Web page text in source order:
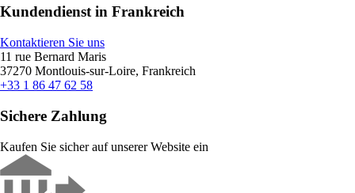
Kundendienst in Frankreich
Kontaktieren Sie uns
11 rue Bernard Maris
37270 Montlouis-sur-Loire, Frankreich
+33 1 86 47 62 58
Sichere Zahlung
Kaufen Sie sicher auf unserer Website ein